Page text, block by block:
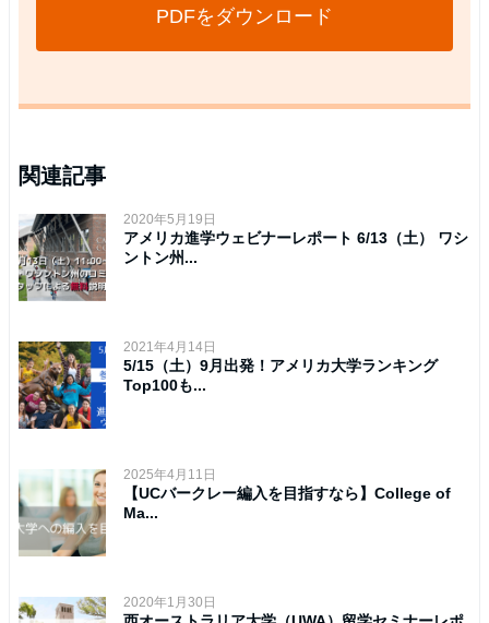
PDFをダウンロード
関連記事
2020年5月19日
アメリカ進学ウェビナーレポート 6/13（土） ワシ
ントン州...
2021年4月14日
5/15（土）9月出発！アメリカ大学ランキング
Top100も...
2025年4月11日
【UCバークレー編入を目指すなら】College of
Ma...
2020年1月30日